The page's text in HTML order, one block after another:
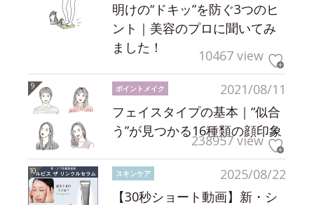
明けの“ドキッ”を防ぐ3つのヒ
ント｜美容のプロに聞いてみ
ました！
10467 view
2021/08/11
ポイントメイク
フェイスタイプの基本｜“似合
う”が見つかる16種類の顔印象
238957 view
2025/08/22
スキンケア
【30秒ショート動画】新・シ